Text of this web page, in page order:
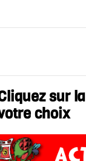
sur
choix